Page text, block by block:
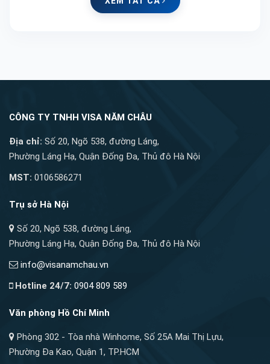
CÔNG TY TNHH VISA NĂM CHÂU
Địa chỉ: Số 20, Ngõ 538, đường Láng,
Phường Láng Hạ, Quận Đống Đa, Thủ đô Hà Nội
MST: 0106586271
Trụ sở Hà Nội
Số 20, Ngõ 538, đường Láng,
Phường Láng Hạ, Quận Đống Đa, Thủ đô Hà Nội
info@visanamchau.vn
Hotline 24/7: 0904 809 589
Văn phòng Hồ Chí Minh
Phòng 302 - Tòa nhà Winhome, Số 25A Mai Thị Lựu,
Phường Đa Kao, Quận 1, TP.HCM